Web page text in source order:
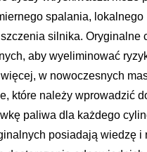
spalania, lokalnego
silnika. Oryginalne
aby wyeliminować
w nowoczesnych
które należy wprowadzić
paliwa dla każdego
posiadają wiedzę i